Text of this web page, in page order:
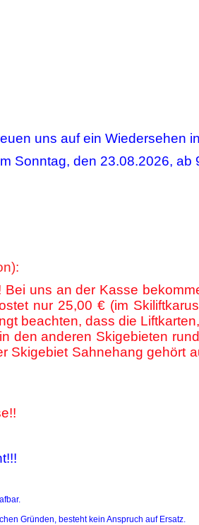
uns auf ein Wiedersehen
Sonntag, den 23.08.2026,
uns an der Kasse
nur 25,00 € (im
beachten, dass die
den anderen Skigebieten
Skigebiet Sahnehang gehört
Gründen, besteht kein Anspruch auf Ersatz.